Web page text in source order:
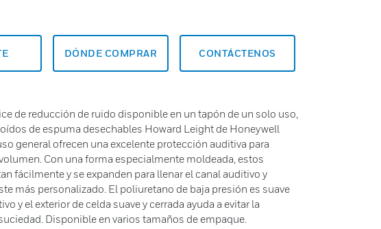
DÓNDE COMPRAR CONTÁCTENOS
de reducción de ruido disponible en un tapón de un solo uso,
de espuma desechables Howard Leight de Honeywell
general ofrecen una excelente protección auditiva para
Con una forma especialmente moldeada, estos
fácilmente y se expanden para llenar el canal auditivo y
más personalizado. El poliuretano de baja presión es suave
y el exterior de celda suave y cerrada ayuda a evitar la
Disponible en varios tamaños de empaque.